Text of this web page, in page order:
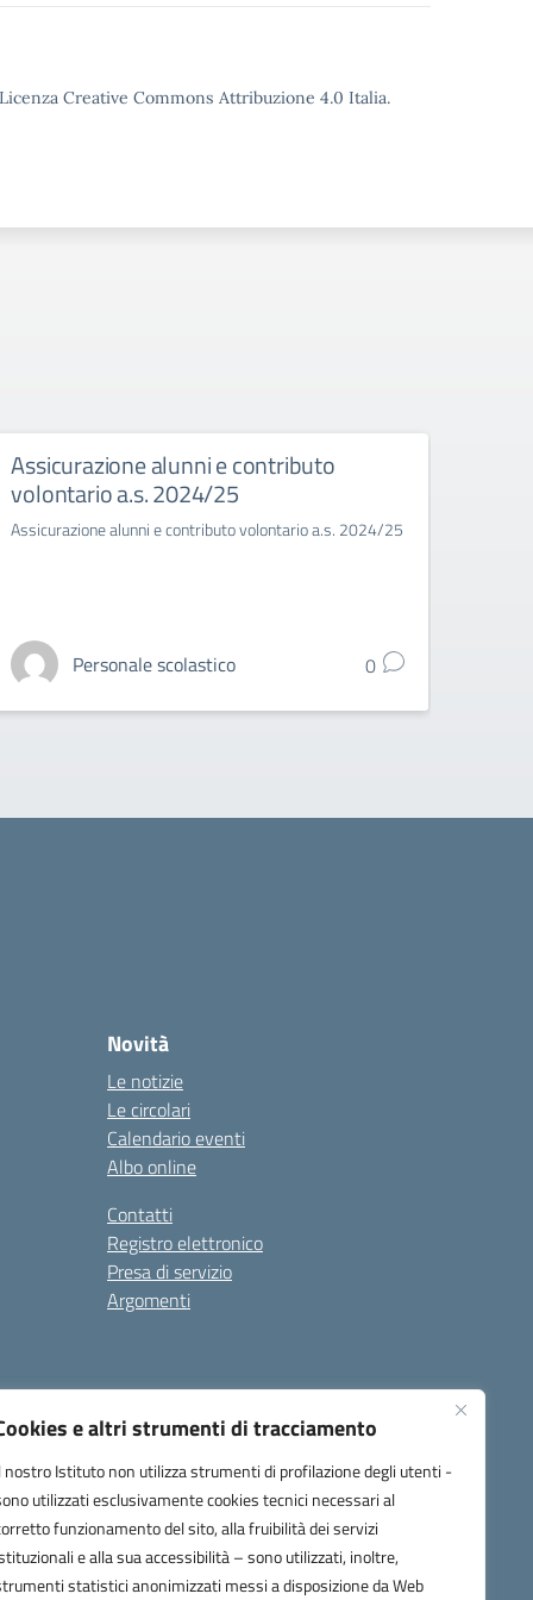
e altri strumenti di tracciamento
nostro Istituto non utilizza strumenti di profilazione degli utenti -
utilizzati esclusivamente cookies tecnici necessari al
funzionamento del sito, alla fruibilità dei servizi
e alla sua accessibilità – sono utilizzati, inoltre,
statistici anonimizzati messi a disposizione da Web
Creative Commons Attribuzione 4.0 Italia.
Assicurazione alunni e contributo
volontario a.s. 2024/25
Assicurazione alunni e contributo volontario a.s. 2024/25
Personale scolastico 0
Novità
Le notizie
Le circolari
Calendario eventi
Albo online
Contatti
Registro elettronico
Presa di servizio
Argomenti